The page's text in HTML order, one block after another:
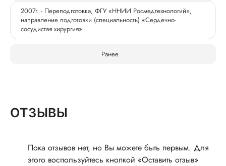
2007г. - Переподготовка, ФГУ «ННИИ Росмедтехнологий»,
направление подготовки (специальность) «Сердечно-
сосудистая хирургия»
Ранее
ОТЗЫВЫ
Пока отзывов нет, но Вы можете быть первым. Для
этого воспользуйтесь кнопкой «Оставить отзыв»